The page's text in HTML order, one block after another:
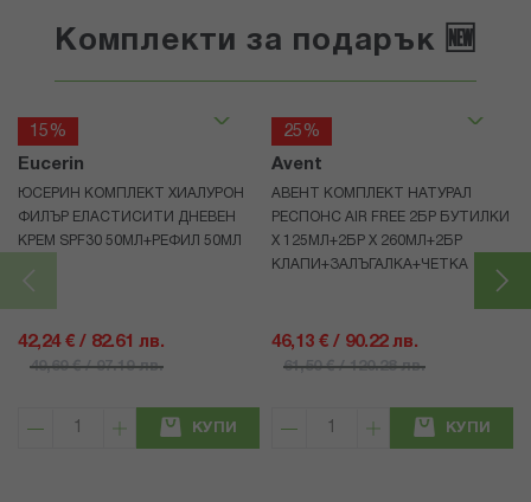
Комплекти за подарък 🆕
15%
Eucerin
ЮСЕРИН КОМПЛЕКТ ХИАЛУРОН
ФИЛЪР ЕЛАСТИСИТИ ДНЕВЕН
КРЕМ SPF30 50МЛ+РЕФИЛ 50МЛ
42,24 € / 82.61 лв.
49,69 € / 97.19 лв.
КУПИ
25%
Avent
АВЕНТ КОМПЛЕКТ НАТУРАЛ
РЕСПОНС AIR FREE 2БР БУТИЛКИ
Х 125МЛ+2БР Х 260МЛ+2БР
КЛАПИ+ЗАЛЪГАЛКА+ЧЕТКА
46,13 € / 90.22 лв.
61,50 € / 120.28 лв.
КУПИ